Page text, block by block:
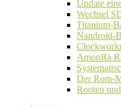
Update
Wechsel
Titanium-
Nandroid-
AmonRa
Der Rom-
Rooten